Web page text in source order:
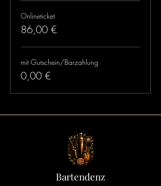
Onlineticket
86,00 €
mit Gutschein/Barzahlung
0,00 €
Bartendenz